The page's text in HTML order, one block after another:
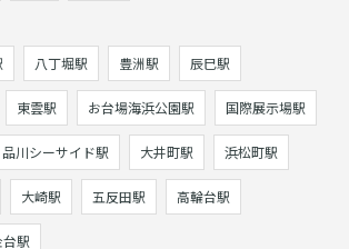
八丁堀駅 豊洲駅 辰巳駅
東雲駅 お台場海浜公園駅 国際展示場駅
品川シーサイド駅 大井町駅 浜松町駅
大崎駅 五反田駅 高輪台駅
台駅